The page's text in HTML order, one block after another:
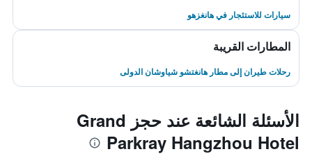
سيارات للاستئجار في هانغزهو
المطارات القريبة
رحلات طيران إلى مطار هانغتشو شياوشان الدولى
الأسئلة الشائعة عند حجز Grand
Parkray Hangzhou Hotel